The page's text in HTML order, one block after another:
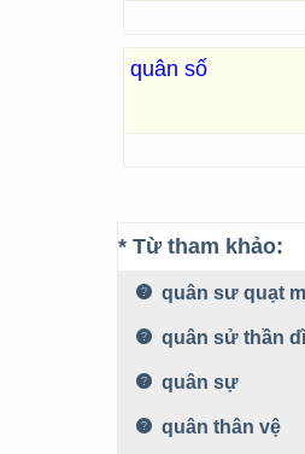
quân số
* Từ tham khảo:
quân sư quạt
quân sử thần
quân sự
quân thân vệ